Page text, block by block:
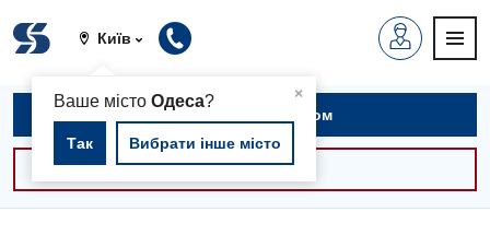
Київ
×
Ваше містоОдеса?
Так Вибрати інше місто
Записатися на прийом
Консультації -30%